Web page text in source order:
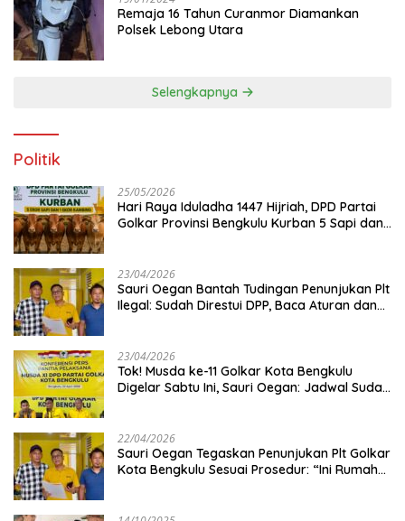
Remaja 16 Tahun Curanmor Diamankan
Polsek Lebong Utara
Selengkapnya
Politik
25/05/2026
Hari Raya Iduladha 1447 Hijriah, DPD Partai
Golkar Provinsi Bengkulu Kurban 5 Sapi dan 1
23/04/2026
Sauri Oegan Bantah Tudingan Penunjukan Plt
Ilegal: Sudah Direstui DPP, Baca Aturan dan
23/04/2026
‎Tok! Musda ke-11 Golkar Kota Bengkulu
Digelar Sabtu Ini, Sauri Oegan: Jadwal Sudah
22/04/2026
Sauri Oegan Tegaskan Penunjukan Plt Golkar
Kota Bengkulu Sesuai Prosedur: “Ini Rumah